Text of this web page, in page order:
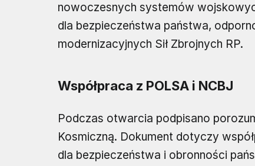
nowoczesnych systemów
dla bezpieczeństwa państwa,
modernizacyjnych Sił Zbrojnych RP.
Współpraca z POLSA i NCBJ
Podczas otwarcia podpisano
Kosmiczną. Dokument dotyczy
dla bezpieczeństwa i obronności